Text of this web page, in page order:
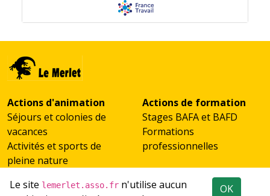
Actions d'animation
Séjours et colonies de
vacances
Activités et sports de
pleine nature
découverte
Actions de formation
Stages BAFA et BAFD
Formations
professionnelles
Le site lemerlet.asso.fr n'utilise aucun
OK